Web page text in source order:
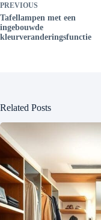
PREVIOUS
Tafellampen met een
ingebouwde
kleurveranderingsfunctie
Related Posts